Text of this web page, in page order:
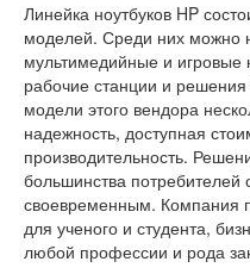
Линейка ноутбуков HP
моделей. Среди них можно
мультимедийные и
рабочие станции и
модели этого вендора
надежность, доступная
производительность.
большинства потребителей
своевременным. Компания
для ученого и студента,
любой профессии и рода